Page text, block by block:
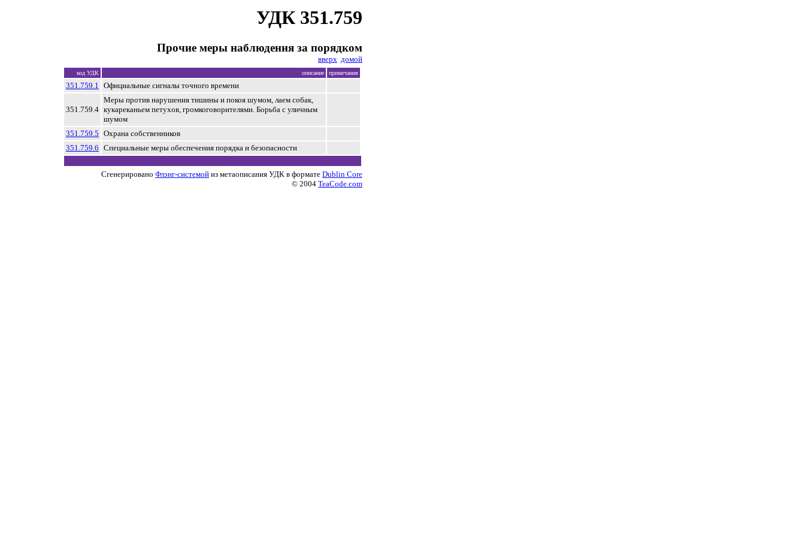
УДК 351.759
Прочие меры наблюдения за порядком
вверх домой
код УДК описание примечания
351.759.1 Официальные сигналы точного времени
351.759.4
Меры против нарушения тишины и покоя шумом, лаем собак,
кукареканьем петухов, громкоговорителями. Борьба с уличным
шумом
351.759.5 Охрана собственников
351.759.6 Специальные меры обеспечения порядка и безопасности
Сгенерировано Флэнг-системой из метаописания УДК в формате Dublin Core
© 2004 TeaCode.com